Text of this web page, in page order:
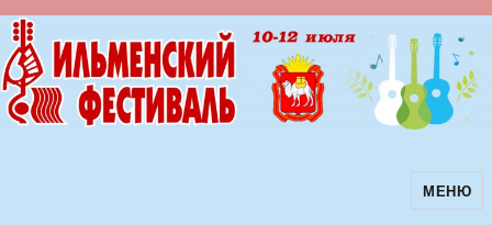
Ильменский фестиваль авторскойМЕНЮ